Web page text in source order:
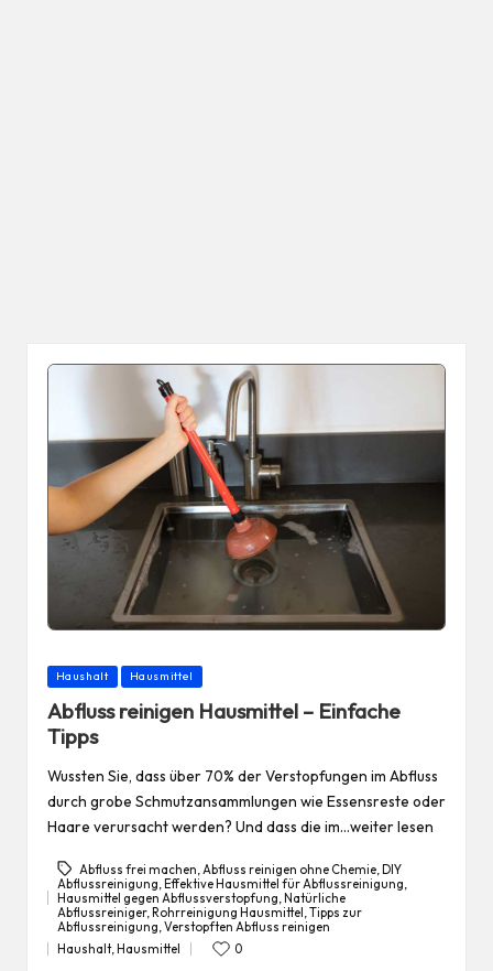
Posted
Haushalt Hausmittel
Abfluss reinigen Hausmittel – Einfache
Tipps
Wussten Sie, dass über 70% der Verstopfungen im Abfluss
durch grobe Schmutzansammlungen wie Essensreste oder
Haare verursacht werden? Und dass die im…weiter lesen
Tags:
Abfluss frei machen,Abfluss reinigen ohne Chemie, DIY
Abflussreinigung, Effektive Hausmittel für Abflussreinigung,
Hausmittel gegen Abflussverstopfung, Natürliche
Abflussreiniger, Rohrreinigung Hausmittel ,Tipps zur
Abflussreinigung,Verstopften Abfluss reinigen
Posted
Haushalt,Hausmittel 0